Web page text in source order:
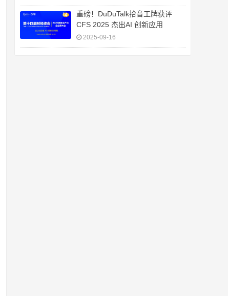
重磅！DuDuTalk拾音工牌获评
CFS 2025 杰出AI 创新应用
2025-09-16